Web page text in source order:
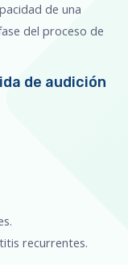
de una
del proceso de
de audición
recurrentes.